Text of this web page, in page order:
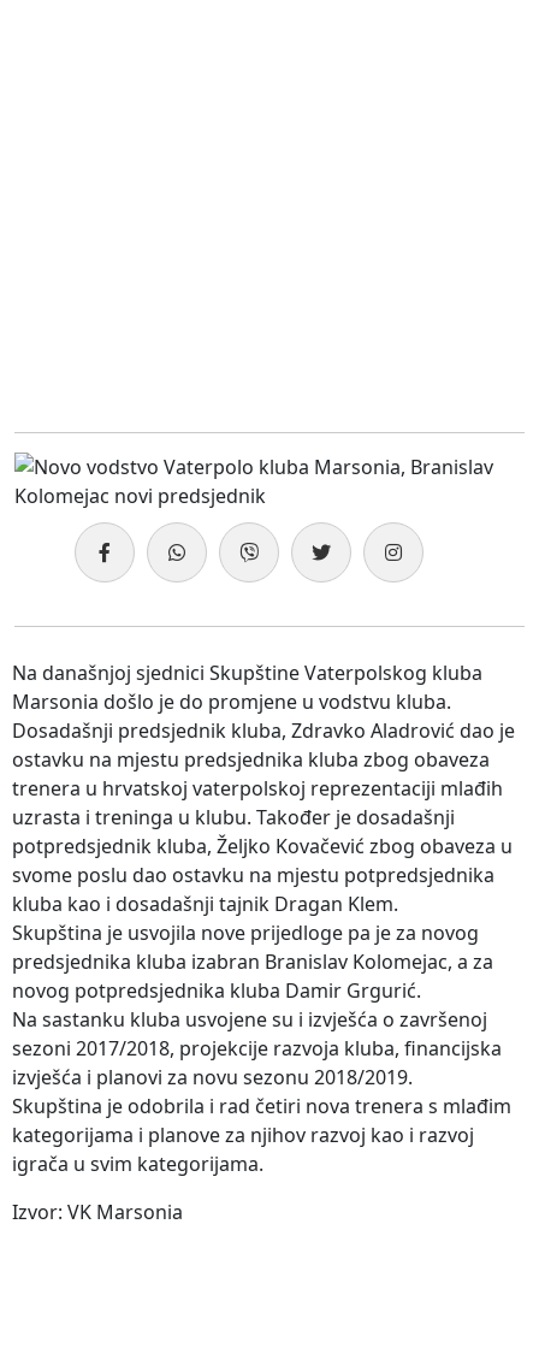
Na današnjoj sjednici Skupštine Vaterpolskog kluba
Marsonia došlo je do promjene u vodstvu kluba.
Dosadašnji predsjednik kluba, Zdravko Aladrović dao je
ostavku na mjestu predsjednika kluba zbog obaveza
trenera u hrvatskoj vaterpolskoj reprezentaciji mlađih
uzrasta i treninga u klubu. Također je dosadašnji
potpredsjednik kluba, Željko Kovačević zbog obaveza u
svome poslu dao ostavku na mjestu potpredsjednika
kluba kao i dosadašnji tajnik Dragan Klem.
Skupština je usvojila nove prijedloge pa je za novog
predsjednika kluba izabran Branislav Kolomejac, a za
novog potpredsjednika kluba Damir Grgurić.
Na sastanku kluba usvojene su i izvješća o završenoj
sezoni 2017/2018, projekcije razvoja kluba, financijska
izvješća i planovi za novu sezonu 2018/2019.
Skupština je odobrila i rad četiri nova trenera s mlađim
kategorijama i planove za njihov razvoj kao i razvoj
igrača u svim kategorijama.
Izvor: VK Marsonia